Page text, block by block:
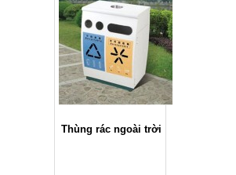
Thùng rác ngoài trời